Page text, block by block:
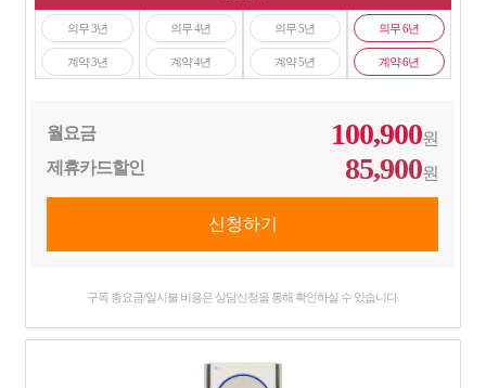
의무 3년
계약 3년
의무 4년
계약 4년
의무 5년
계약 5년
의무 6년
계약 6년
월요금 100,900원
제휴카드할인
85,900원
구독 총요금/일시불 비용은 상담신청을 통해 확인하실 수 있습니다.